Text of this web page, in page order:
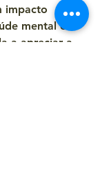
impacto
mental e
a apreciar a